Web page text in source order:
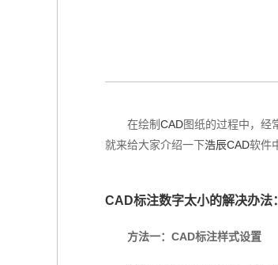
在绘制CAD图纸的过程中，经
就来给大家介绍一下浩辰CAD软件
CAD标注数字太小的解决办法：
方法一：CAD标注样式设置